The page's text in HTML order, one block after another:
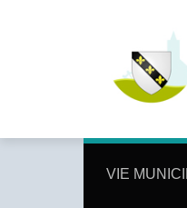
VIE